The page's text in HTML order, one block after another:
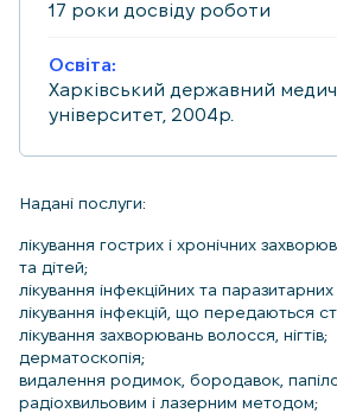
17 роки досвіду роботи
Освіта:
Харківський державний
університет, 2004р.
Надані послуги:
лікування гострих і хронічних
та дітей;
лікування інфекційних та
лікування інфекцій, що передаються
лікування захворювань волосся, нігтів;
дерматоскопія;
видалення родимок, бородавок,
радіохвильовим і лазерним методом;